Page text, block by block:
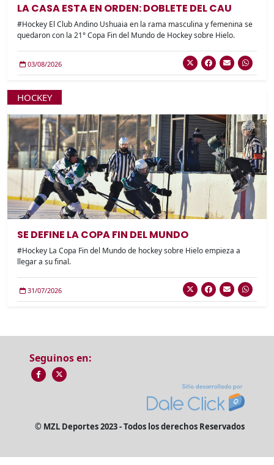
LA CASA ESTA EN ORDEN: DOBLETE DEL CAU
#Hockey El Club Andino Ushuaia en la rama masculina y femenina se
quedaron con la 21° Copa Fin del Mundo de Hockey sobre Hielo.
03/08/2026
HOCKEY
SE DEFINE LA COPA FIN DEL MUNDO
#Hockey La Copa Fin del Mundo de hockey sobre Hielo empieza a
llegar a su final.
31/07/2026
Seguinos en:
© MZL Deportes 2023 - Todos los derechos Reservados